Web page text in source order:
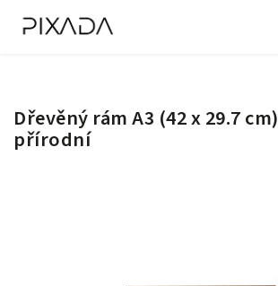
Dřevěný rám A3 (42 x 29.7 cm)
přírodní